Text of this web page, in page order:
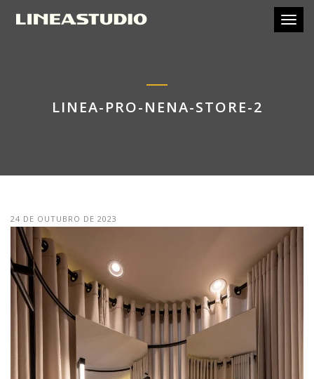
LINEA-PRO-NENA-STORE-2
24 DE OUTUBRO DE 2023